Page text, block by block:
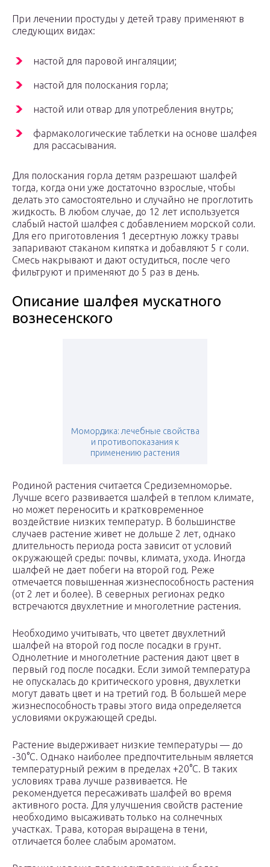
При лечении простуды у детей траву применяют в
следующих видах:
настой для паровой ингаляции;
настой для полоскания горла;
настой или отвар для употребления внутрь;
фармакологические таблетки на основе шалфея
для рассасывания.
Для полоскания горла детям разрешают шалфей
тогда, когда они уже достаточно взрослые, чтобы
делать это самостоятельно и случайно не проглотить
жидкость. В любом случае, до 12 лет используется
слабый настой шалфея с добавлением морской соли.
Для его приготовления 1 десертную ложку травы
запаривают стаканом кипятка и добавляют 5 г соли.
Смесь накрывают и дают остудиться, после чего
фильтруют и применяют до 5 раз в день.
Описание шалфея мускатного
вознесенского
Момордика: лечебные свойства
и противопоказания к
применению растения
Родиной растения считается Средиземноморье.
Лучше всего развивается шалфей в теплом климате,
но может переносить и кратковременное
воздействие низких температур. В большинстве
случаев растение живет не дольше 2 лет, однако
длительность периода роста зависит от условий
окружающей среды: почвы, климата, ухода. Иногда
шалфей не дает побеги на второй год. Реже
отмечается повышенная жизнеспособность растения
(от 2 лет и более). В северных регионах редко
встречаются двухлетние и многолетние растения.
Необходимо учитывать, что цветет двухлетний
шалфей на второй год после посадки в грунт.
Однолетние и многолетние растения дают цвет в
первый год после посадки. Если зимой температура
не опускалась до критического уровня, двухлетки
могут давать цвет и на третий год. В большей мере
жизнеспособность травы этого вида определяется
условиями окружающей среды.
Растение выдерживает низкие температуры — до
-30°С. Однако наиболее предпочтительным является
температурный режим в пределах +20°С. В таких
условиях трава лучше развивается. Не
рекомендуется пересаживать шалфей во время
активного роста. Для улучшения свойств растение
необходимо высаживать только на солнечных
участках. Трава, которая выращена в тени,
отличается более слабым ароматом.